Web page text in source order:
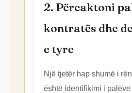
2. Përcaktoni
kontratës dhe
e tyre
Një tjetër hap shumë i
është identifikimi i palëve